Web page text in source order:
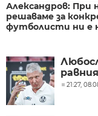
Александров: При
решаваме за
футболисти ни е
21:27,